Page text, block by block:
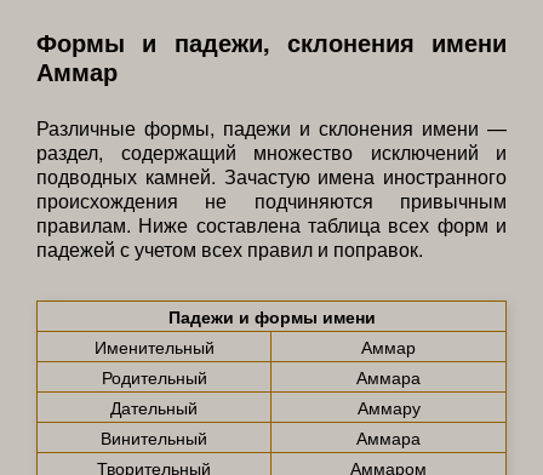
Формы и падежи, склонения имени
Аммар
Различные формы, падежи и склонения имени —
раздел, содержащий множество исключений и
подводных камней. Зачастую имена иностранного
происхождения не подчиняются привычным
правилам. Ниже составлена таблица всех форм и
падежей с учетом всех правил и поправок.
Падежи и формы имени
Именительный
Аммар
Родительный
Аммара
Дательный
Аммару
Винительный
Аммара
Творительный
Аммаром